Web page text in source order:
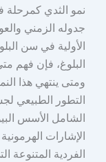
نمو الثدي كمرحلة
جدوله الزمني
الأولية في سن
البلوغ، فإن فهم
ومتى ينتهي هذا
التطور الطبيعي
الشامل الأسس
الإشارات
الفردية المتنوعة